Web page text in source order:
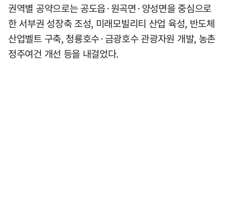
권역별 공약으로는 공도읍·원곡면·양성면을 중심으로
한 서부권 성장축 조성, 미래모빌리티 산업 육성, 반도체
산업벨트 구축, 청룡호수·금광호수 관광자원 개발, 농촌
정주여건 개선 등을 내걸었다.